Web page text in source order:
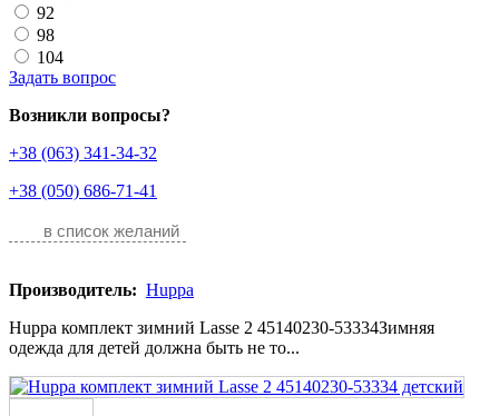
92
98
104
Задать вопрос
Возникли вопросы?
+38 (063) 341-34-32
+38 (050) 686-71-41
в список желаний
Производитель: Huppa
Huppa комплект зимний Lasse 2 45140230-53334Зимняя
одежда для детей должна быть не то...